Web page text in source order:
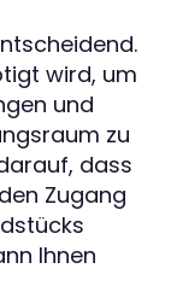
wird, um
und
zu
dass
Zugang
Ihnen